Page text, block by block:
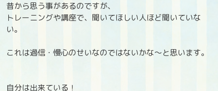
昔から思う事があるのですが、
トレーニングや講座で、聞いてほしい人ほど聞いていな
い。
これは過信・慢心のせいなのではないかな～と思います。
自分は出来ている！